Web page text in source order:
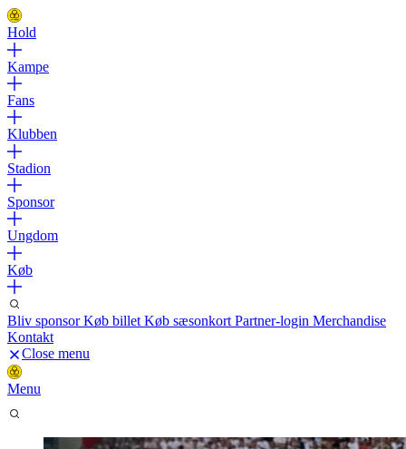
Hold
Kampe
Fans
Klubben
Stadion
Sponsor
Ungdom
Køb
Bliv sponsorKøb billet Køb sæsonkort Partner-login Merchandise
Kontakt
Close menu
Menu